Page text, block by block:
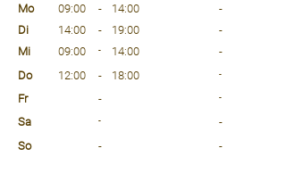
Mo
09:00 - 14:00
-
Di
14:00 - 19:00
-
Mi
09:00 - 14:00
-
Do
12:00 - 18:00 -
Fr - -
Sa -
-
So
-
-